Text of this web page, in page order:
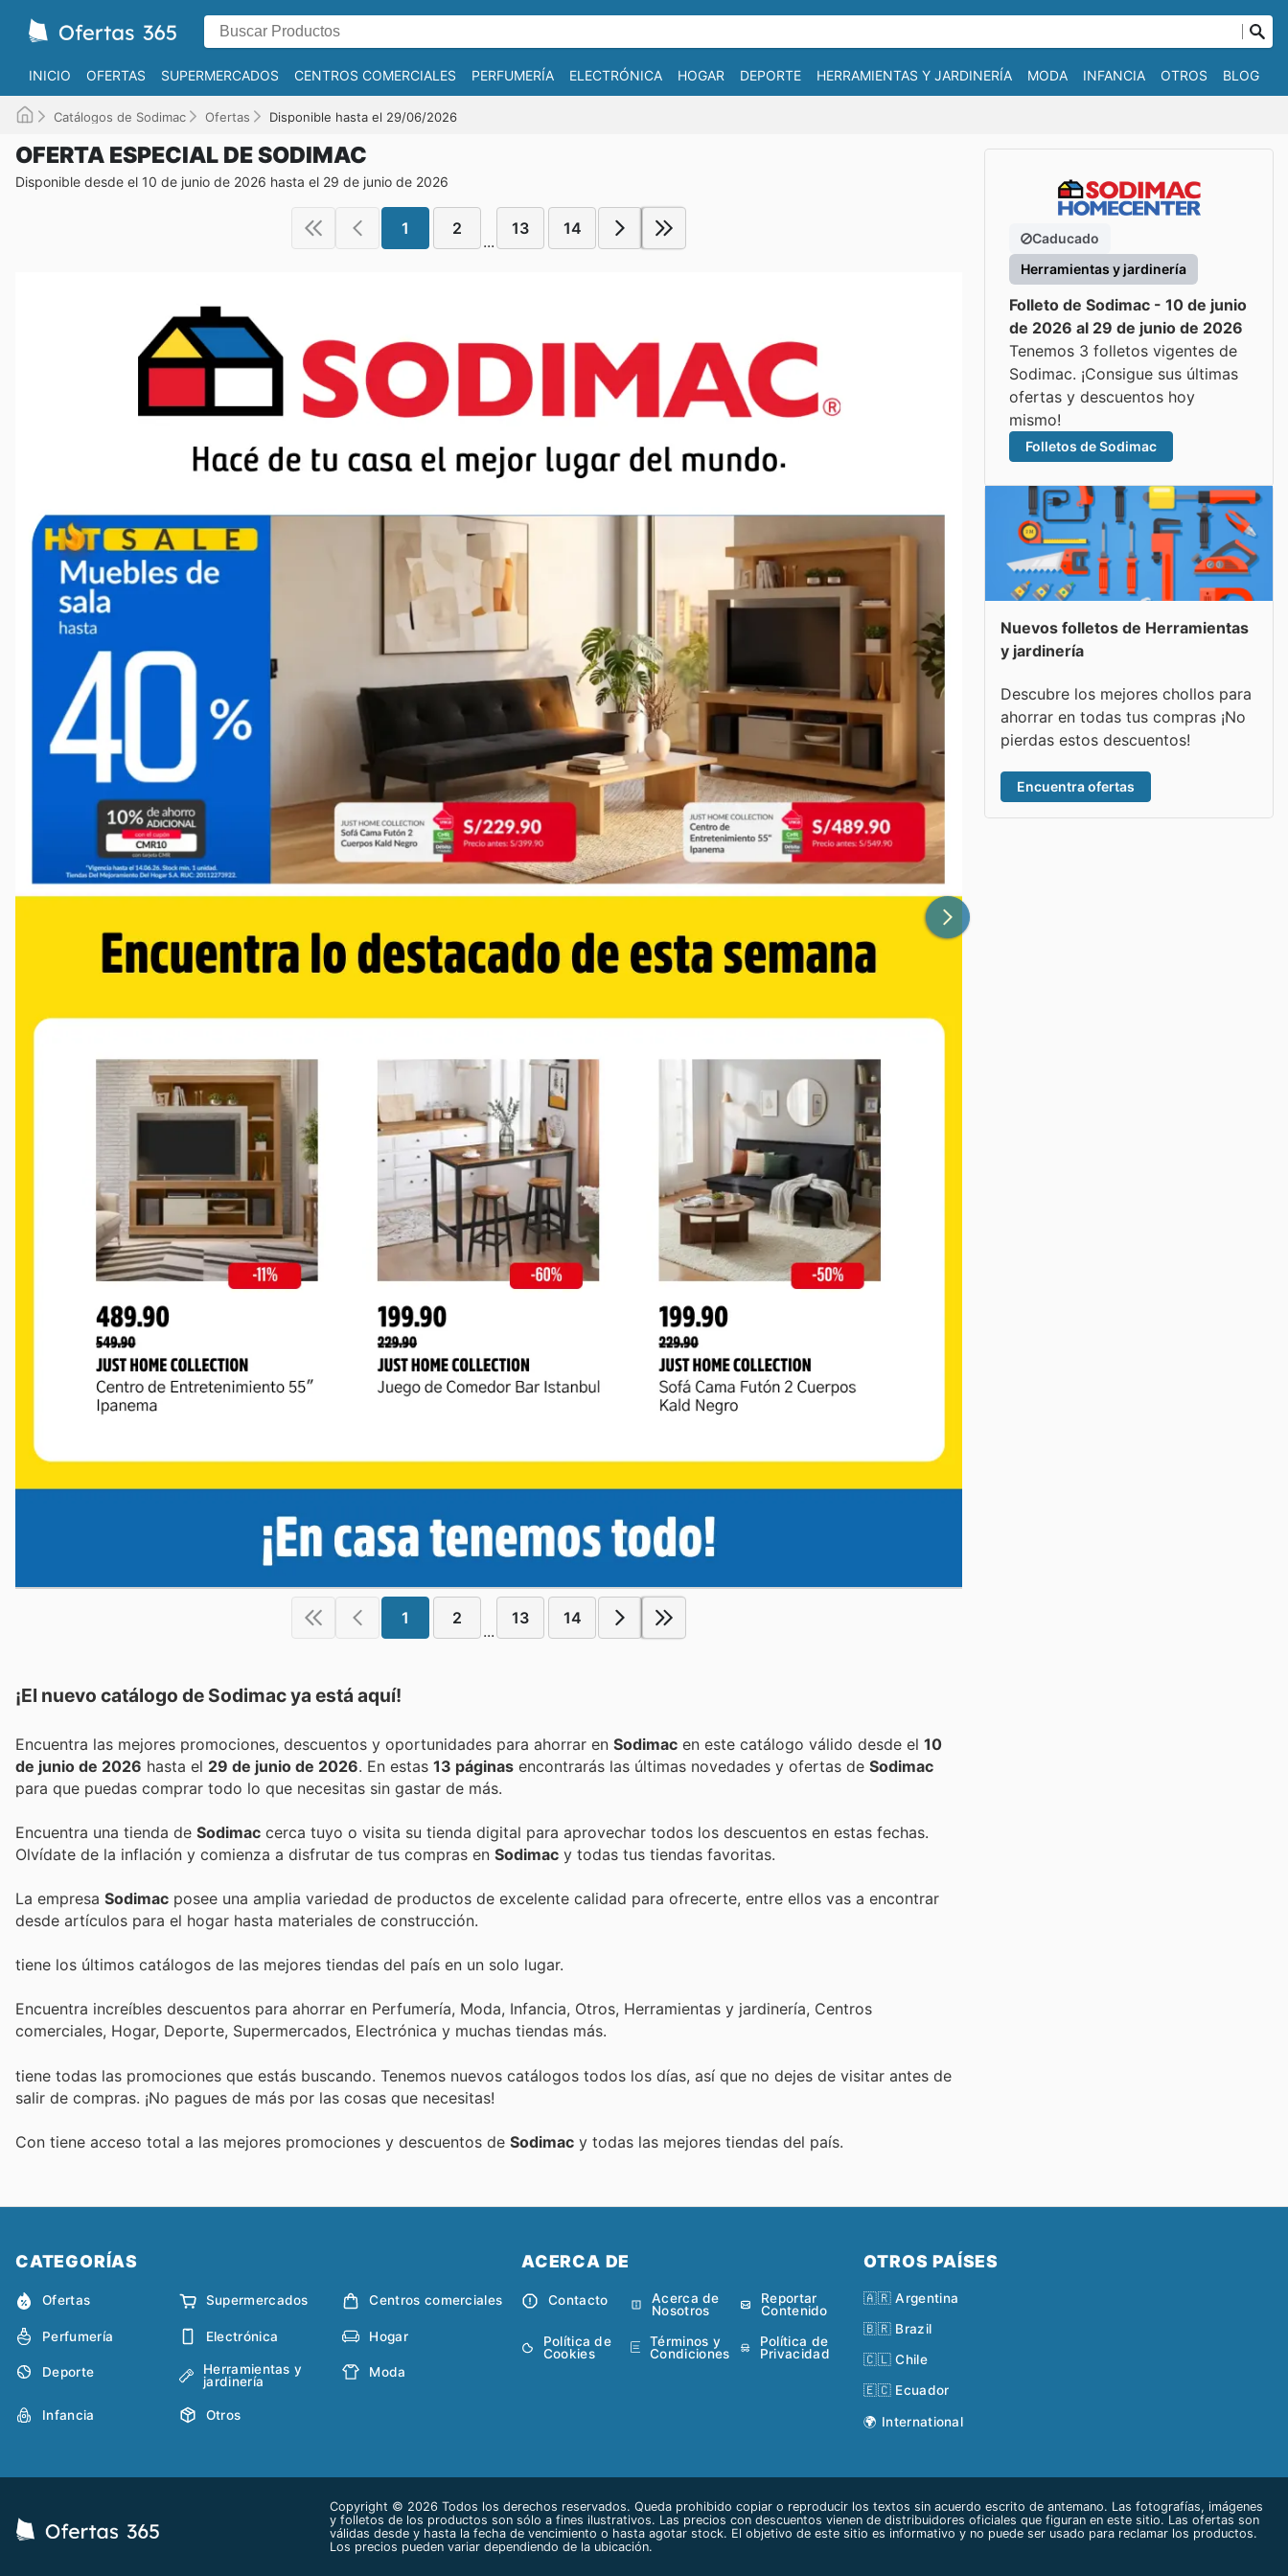
INICIO OFERTAS SUPERMERCADOS CENTROS COMERCIALES PERFUMERÍA ELECTRÓNICA HOGAR DEPORTE HERRAMIENTAS Y JARDINERÍA MODA INFANCIA OTROS BLOG
Catálogos de Sodimac Ofertas Disponible hasta el 29/06/2026
OFERTA ESPECIAL DE SODIMAC
Disponible desde el 10 de junio de 2026 hasta el 29 de junio de 2026
1 2
...
13 14
1 2
...
13 14
¡El nuevo catálogo de Sodimacya está aquí!
Encuentra las mejores promociones, descuentos y oportunidades para ahorrar en Sodimac en este catálogo válido desde el 10
de junio de 2026 hasta el 29 de junio de 2026 . En estas 13 páginas encontrarás las últimas novedades y ofertas de Sodimac
para que puedas comprar todo lo que necesitas sin gastar de más.
Encuentra una tienda de Sodimac cerca tuyo o visita su tienda digital para aprovechar todos los descuentos en estas fechas.
Olvídate de la inflación y comienza a disfrutar de tus compras en Sodimac y todas tus tiendas favoritas.
La empresa Sodimac posee una amplia variedad de productos de excelente calidad para ofrecerte, entre ellos vas a encontrar
desde artículos para el hogar hasta materiales de construcción.
tiene los últimos catálogos de las mejores tiendas del país en un solo lugar.
Encuentra increíbles descuentos para ahorrar en Perfumería, Moda, Infancia, Otros, Herramientas y jardinería, Centros
comerciales, Hogar, Deporte, Supermercados, Electrónica y muchas tiendas más.
tiene todas las promociones que estás buscando. Tenemos nuevos catálogos todos los días, así que no dejes de visitar antes de
salir de compras. ¡No pagues de más por las cosas que necesitas!
Con tiene acceso total a las mejores promociones y descuentos de Sodimac y todas las mejores tiendas del país.
Caducado
Herramientas y jardinería
Folleto de Sodimac - 10 de junio
de 2026 al 29 de junio de 2026
Tenemos 3 folletos vigentes de
Sodimac. ¡Consigue sus últimas
ofertas y descuentos hoy
mismo!
Folletos de Sodimac
Nuevos folletos de Herramientas
y jardinería
Descubre los mejores chollos para
ahorrar en todas tus compras ¡No
pierdas estos descuentos!
Encuentra ofertas
CATEGORÍAS
Ofertas Supermercados Centros comerciales
Perfumería Electrónica Hogar
Deporte
Herramientas y
jardinería
Moda
Infancia Otros
ACERCA DE
Contacto
Acerca de
Nosotros
Reportar
Contenido
Política de
Cookies
Términos y
Condiciones
Política de
Privacidad
OTROS PAÍSES
🇦🇷 Argentina
🇧🇷 Brazil
🇨🇱 Chile
🇪🇨 Ecuador
🌍 International
Copyright © 2026 Todos los derechos reservados. Queda prohibido copiar o reproducir los textos sin acuerdo escrito de antemano. Las fotografías, imágenes
y folletos de los productos son sólo a fines ilustrativos. Las precios con descuentos vienen de distribuidores oficiales que figuran en este sitio. Las ofertas son
válidas desde y hasta la fecha de vencimiento o hasta agotar stock. El objetivo de este sitio es informativo y no puede ser usado para reclamar los productos.
Los precios pueden variar dependiendo de la ubicación.